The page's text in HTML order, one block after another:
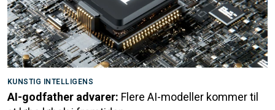
KUNSTIG INTELLIGENS
AI-godfather advarer: Flere AI-modeller kommer til